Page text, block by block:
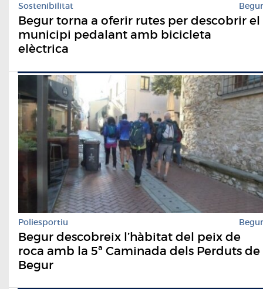
Sostenibilitat Begur
Begur torna a oferir rutes per descobrir el
municipi pedalant amb bicicleta
elèctrica
Poliesportiu Begur
Begur descobreix l’hàbitat del peix de
roca amb la 5ª Caminada dels Perduts de
Begur